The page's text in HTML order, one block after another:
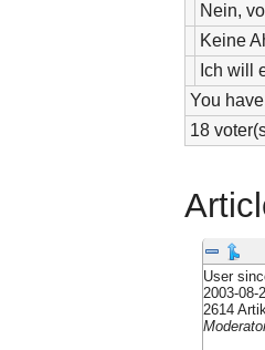
Nein,
Keine
Ich will
You
18
User
2003-08-
2614